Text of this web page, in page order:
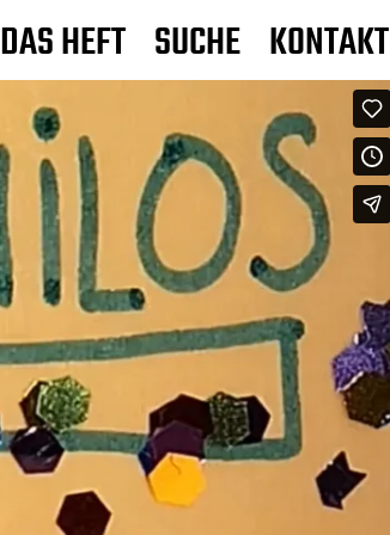
DAS HEFT SUCHE KONTAKT